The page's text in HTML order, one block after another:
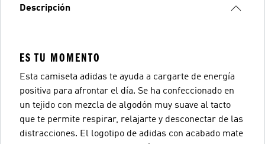
Descripción
ES TU MOMENTO
Esta camiseta adidas te ayuda a cargarte de energía
positiva para afrontar el día. Se ha confeccionado en
un tejido con mezcla de algodón muy suave al tacto
que te permite respirar, relajarte y desconectar de las
distracciones. El logotipo de adidas con acabado mate